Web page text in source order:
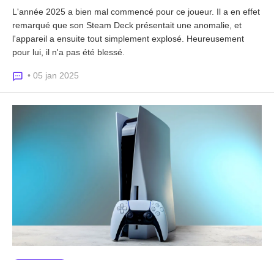
L'année 2025 a bien mal commencé pour ce joueur. Il a en effet
remarqué que son Steam Deck présentait une anomalie, et
l'appareil a ensuite tout simplement explosé. Heureusement
pour lui, il n'a pas été blessé.
• 05 jan 2025